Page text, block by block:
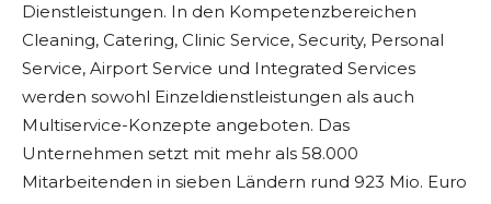
Dienstleistungen. In den Kompetenzbereichen
Cleaning, Catering, Clinic Service, Security, Personal
Service, Airport Service und Integrated Services
werden sowohl Einzeldienstleistungen als auch
Multiservice-Konzepte angeboten. Das
Unternehmen setzt mit mehr als 58.000
Mitarbeitenden in sieben Ländern rund 923 Mio. Euro